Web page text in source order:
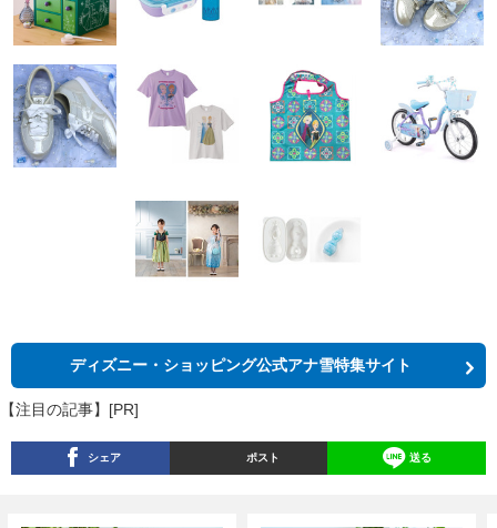
ディズニー・ショッピング公式アナ雪特集サイト
【注目の記事】[PR]
シェア ポスト 送る